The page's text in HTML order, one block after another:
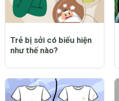
Trẻ bị sởi có biểu hiện
như thế nào?